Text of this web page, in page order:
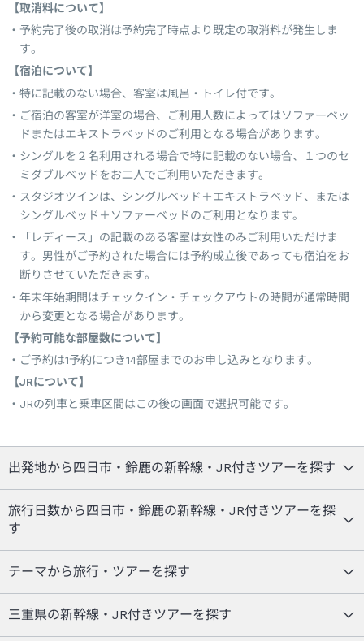
【取消料について】
予約完了後の取消は予約完了時点より既定の取消料が発生しま
す。
【宿泊について】
特に記載のない場合、客室は風呂・トイレ付です。
ご宿泊の客室が洋室の場合、ご利用人数によってはソファーベッ
ドまたはエキストラベッドのご利用となる場合があります。
シングルを２名利用される場合で特に記載のない場合、１つのセ
ミダブルベッドをお二人でご利用いただきます。
スタジオツインは、シングルベッド＋エキストラベッド、または
シングルベッド＋ソファーベッドのご利用となります。
「レディース」の記載のある客室は女性のみご利用いただけま
す。男性がご予約された場合には予約成立後であっても宿泊をお
断りさせていただきます。
年末年始期間はチェックイン・チェックアウトの時間が通常時間
から変更となる場合があります。
【予約可能な部屋数について】
ご予約は1予約につき14部屋までのお申し込みとなります。
【JRについて】
JRの列車と乗車区間はこの後の画面で選択可能です。
出発地から四日市・鈴鹿の新幹線・JR付きツアーを探す
旅行日数から四日市・鈴鹿の新幹線・JR付きツアーを探
す
テーマから旅行・ツアーを探す
三重県の新幹線・JR付きツアーを探す